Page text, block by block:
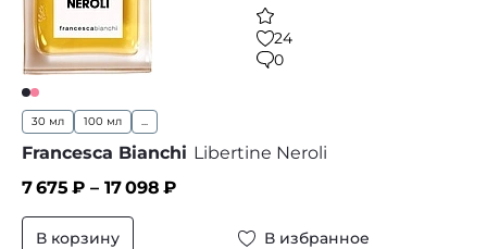
24
0
30 мл 100 мл ...
Francesca Bianchi Libertine Neroli
7 675 ₽ – 17 098 ₽
В корзину В избранное